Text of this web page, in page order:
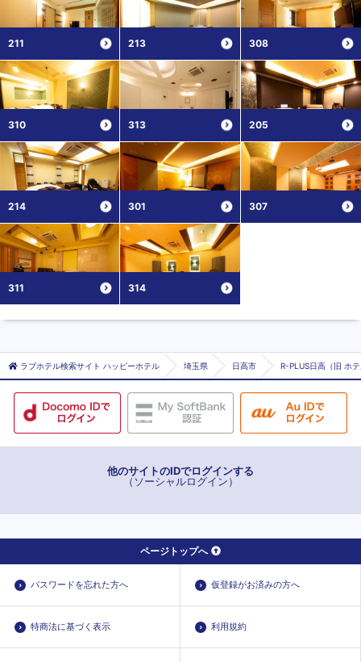
211 213 308
310 313 205
214 301 307
311 314
ラブホテル検索サイト ハッピーホテル 埼玉県 日高市 R-PLUS日高（旧 ホ
他のサイトのIDでログインする
（ソーシャルログイン）
ページトップへ
パスワードを忘れた方へ 仮登録がお済みの方へ
特商法に基づく表示 利用規約